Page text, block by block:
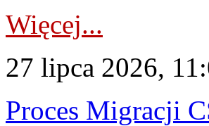
Więcej...
27 lipca 2026,
Proces Migracji